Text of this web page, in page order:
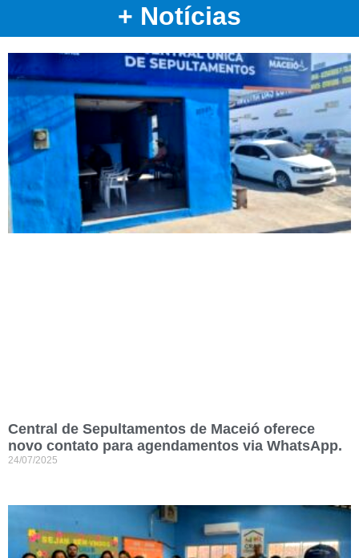
+ Notícias
Central de Sepultamentos de Maceió oferece
novo contato para agendamentos via WhatsApp.
24/07/2025